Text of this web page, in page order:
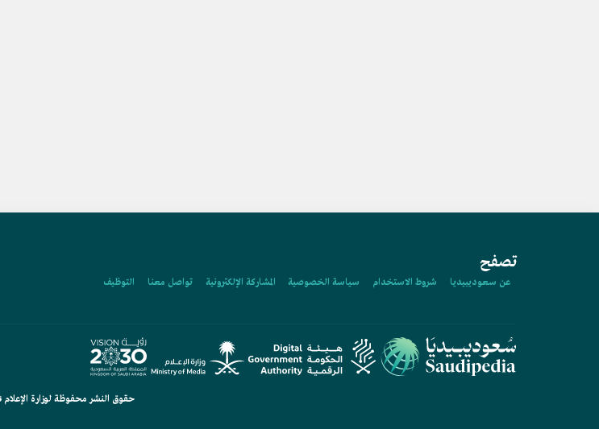
تصفح
عن سعوديبيديا شروط الاستخدام سياسة الخصوصية المشاركة الإلكترونية تواصل معنا التوظيف
حقوق النشر محفوظة لوزارة الإعلام 2026